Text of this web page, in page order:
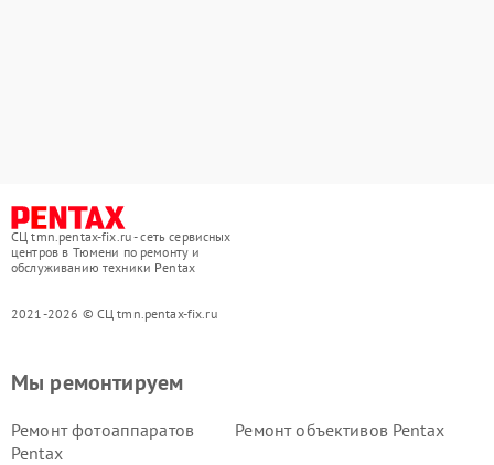
СЦ tmn.pentax-fix.ru - сеть сервисных
центров в Тюмени по ремонту и
обслуживанию техники Pentax
2021-2026 © СЦ tmn.pentax-fix.ru
Мы ремонтируем
Ремонт фотоаппаратов
Pentax
Ремонт объективов Pentax